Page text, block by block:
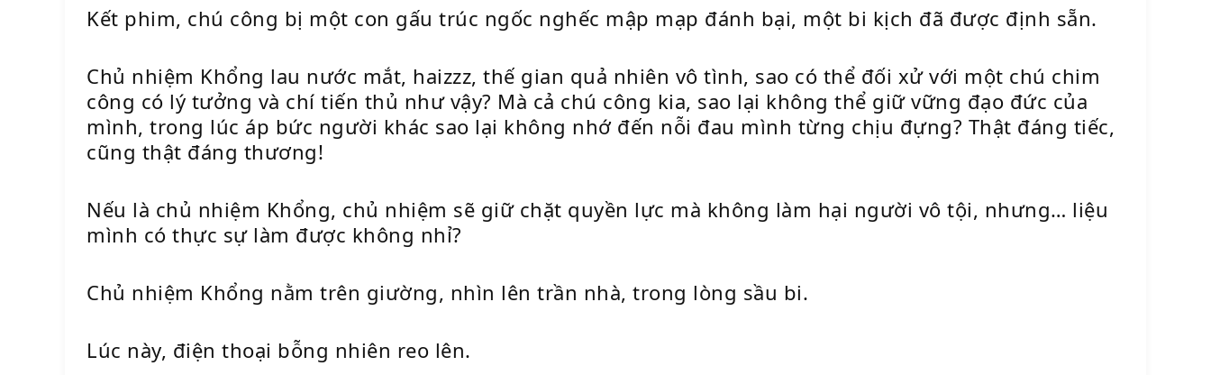
Kết phim, chú công bị một con gấu trúc ngốc nghếc mập mạp đánh bại, một bi kịch đã được định sẵn.
Chủ nhiệm Khổng lau nước mắt, haizzz, thế gian quả nhiên vô tình, sao có thể đối xử với một chú chim
công có lý tưởng và chí tiến thủ như vậy? Mà cả chú công kia, sao lại không thể giữ vững đạo đức của
mình, trong lúc áp bức người khác sao lại không nhớ đến nỗi đau mình từng chịu đựng? Thật đáng tiếc,
cũng thật đáng thương!
Nếu là chủ nhiệm Khổng, chủ nhiệm sẽ giữ chặt quyền lực mà không làm hại người vô tội, nhưng… liệu
mình có thực sự làm được không nhỉ?
Chủ nhiệm Khổng nằm trên giường, nhìn lên trần nhà, trong lòng sầu bi.
Lúc này, điện thoại bỗng nhiên reo lên.